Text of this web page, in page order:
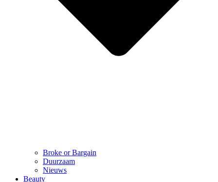
Broke or Bargain
Duurzaam
Nieuws
Beauty